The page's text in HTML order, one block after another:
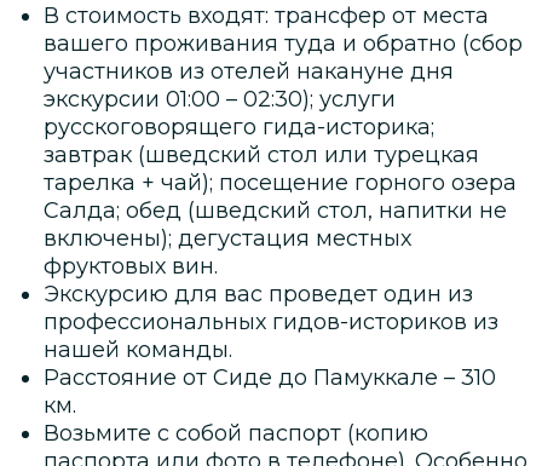
В стоимость входят: трансфер от места
вашего проживания туда и обратно (сбор
участников из отелей накануне дня
экскурсии 01:00 – 02:30); услуги
русскоговорящего гида-историка;
завтрак (шведский стол или турецкая
тарелка + чай); посещение горного озера
Салда; обед (шведский стол, напитки не
включены); дегустация местных
фруктовых вин.
Экскурсию для вас проведет один из
профессиональных гидов-историков из
нашей команды.
Расстояние от Сиде до Памуккале – 310
км.
Возьмите с собой паспорт (копию